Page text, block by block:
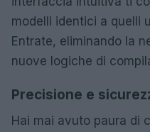
modelli identici a quelli
Entrate, eliminando la
nuove logiche di
Precisione e
Hai mai avuto paura di